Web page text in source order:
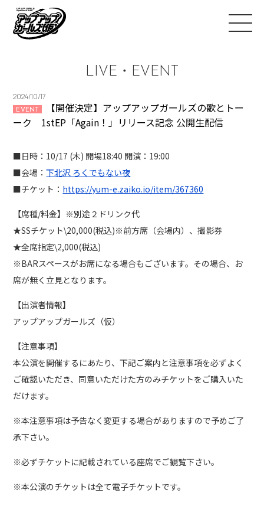
LIVE・EVENT
2024/10/17
EVENT
【開催決定】アップアップガールズの歌とトー
ーク 1stEP「Again！」リリース記念 公開生配信
■日時：10/17 (木) 開場18:40 開演：19:00
■会場：下北沢 ろくでもない夜
■チケット： https://yum-e.zaiko.io/item/367360
【席種/料金】※別途２ドリンク代
★SSチケット\20,000(税込)※前方席（会場内）、撮影券
★全席指定\2,000(税込)
※BARスペースがお席になる場合もございます。その場合、お
席が無く立見となります。
【出演者情報】
アップアップガールズ（仮）
【注意事項】
本公演を開催するにあたり、下記ご案内と注意事項を必ずよく
ご確認いただき、同意いただけた方のみチケットをご購入いた
だけます。
※本注意事項は予告なく変更する場合がありますので予めご了
承下さい。
※必ずチケットに記載されている座席でご観覧下さい。
※本公演のチケットは全て電子チケットです。